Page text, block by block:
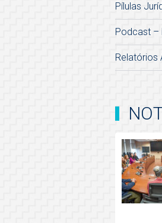
Pílulas
Podcast –
Relatórios